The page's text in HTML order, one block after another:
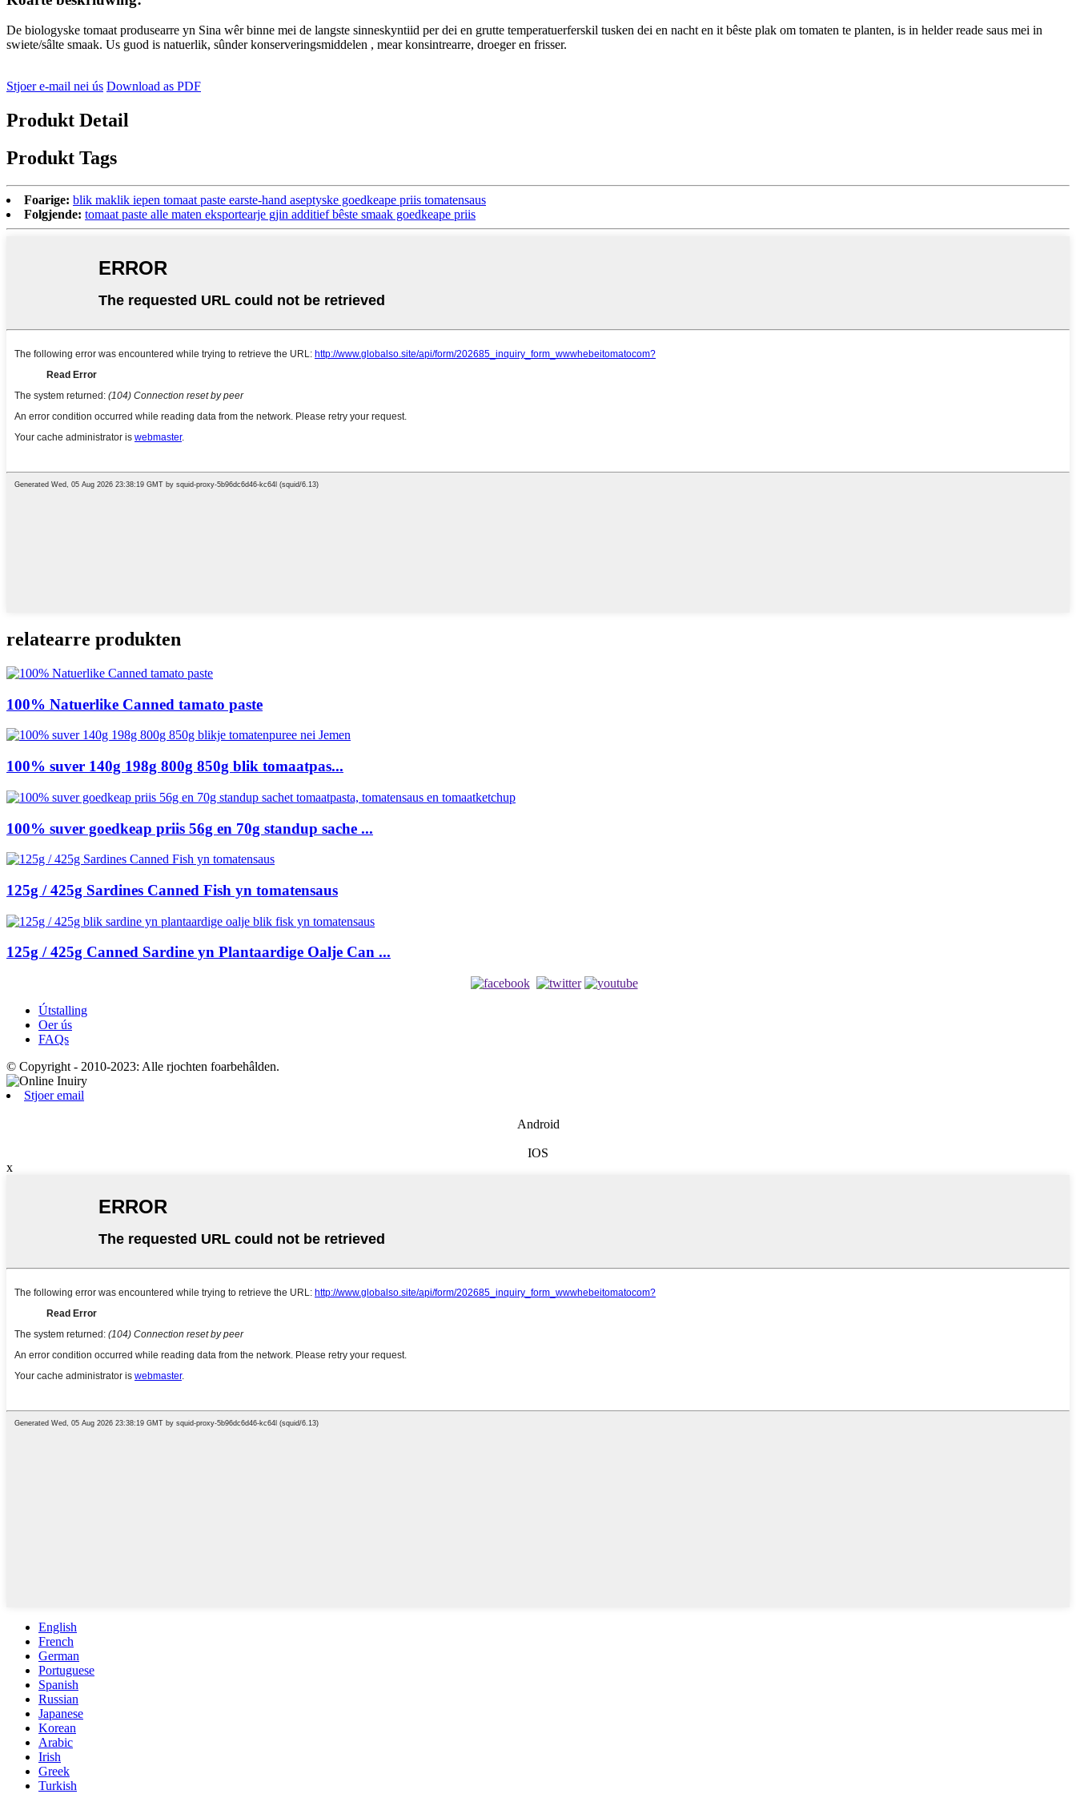
De biologyske tomaat produsearre yn Sina wêr binne mei de langste sinneskyntiid per dei en grutte temperatuerferskil tusken dei en nacht en it bêste plak om tomaten te planten, is in helder reade saus mei in
swiete/sâlte smaak. Us guod is natuerlik, sûnder konserveringsmiddelen , mear konsintrearre, droeger en frisser.
Stjoer e-mail nei ús Download as PDF
Produkt Detail
Produkt Tags
Foarige: blik maklik iepen tomaat paste earste-hand aseptyske goedkeape priis tomatensaus
Folgjende: tomaat paste alle maten eksportearje gjin additief bêste smaak goedkeape priis
relatearre produkten
100% Natuerlike Canned tamato paste
100% suver 140g 198g 800g 850g blik tomaatpas...
100% suver goedkeap priis 56g en 70g standup sache ...
125g / 425g Sardines Canned Fish yn tomatensaus
125g / 425g Canned Sardine yn Plantaardige Oalje Can ...
Útstalling
Oer ús
FAQs
© Copyright - 2010-2023: Alle rjochten foarbehâlden.
Stjoer email
Android
IOS
x
English
French
German
Portuguese
Spanish
Russian
Japanese
Korean
Arabic
Irish
Greek
Turkish